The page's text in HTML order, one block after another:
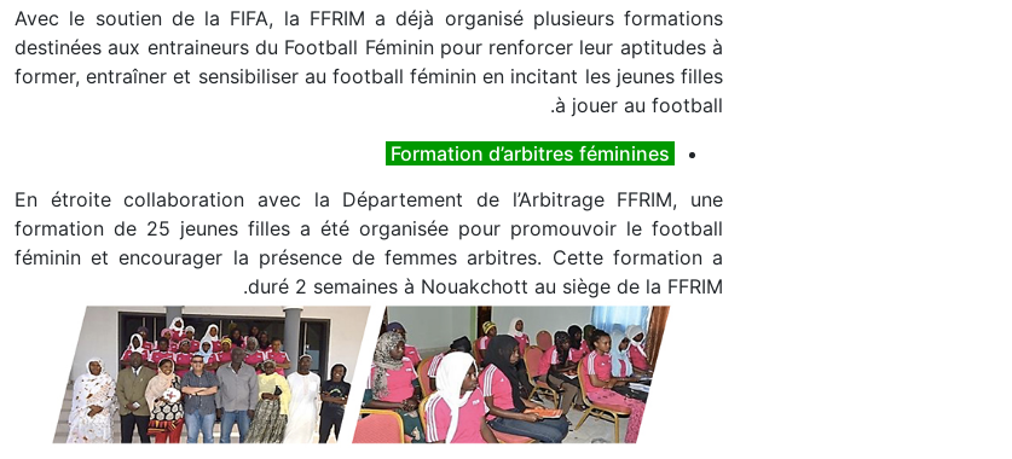
Avec le soutien de la FIFA, la FFRIM a déjà organisé plusieurs formations
destinées aux entraineurs du Football Féminin pour renforcer leur aptitudes à
former, entraîner et sensibiliser au football féminin en incitant les jeunes filles
à jouer au football.
En étroite collaboration avec la Département de l’Arbitrage FFRIM, une
formation de 25 jeunes filles a été organisée pour promouvoir le football
féminin et encourager la présence de femmes arbitres. Cette formation a
duré 2 semaines à Nouakchott au siège de la FFRIM.